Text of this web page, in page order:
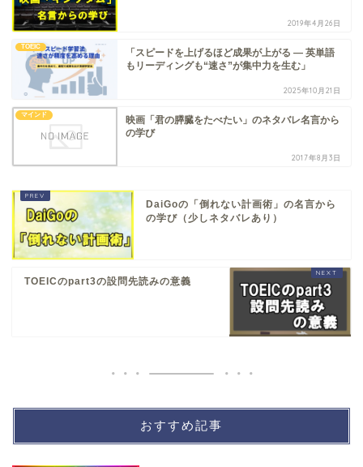
2019年4月26日
TOEIC
「スピードを上げるほど成果が上がる ― 英単語
もリーディングも“速さ”が集中力を生む」
2025年10月21日
マインド
映画「君の膵臓をたべたい」のネタバレ名言から
の学び
2017年8月3日
DaiGoの「倒れない計画術」の名言から
の学び（少しネタバレあり）
TOEICのpart3の設問先読みの意義
おすすめ記事